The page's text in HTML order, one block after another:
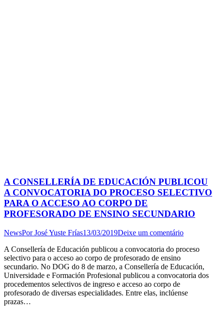
A CONSELLERÍA DE EDUCACIÓN PUBLICOU
A CONVOCATORIA DO PROCESO SELECTIVO
PARA O ACCESO AO CORPO DE
PROFESORADO DE ENSINO SECUNDARIO
NewsPorJosé Yuste Frías13/03/2019Deixe um comentário
A Consellería de Educación publicou a convocatoria do proceso
selectivo para o acceso ao corpo de profesorado de ensino
secundario. No DOG do 8 de marzo, a Consellería de Educación,
Universidade e Formación Profesional publicou a convocatoria dos
procedementos selectivos de ingreso e acceso ao corpo de
profesorado de diversas especialidades. Entre elas, inclúense
prazas…